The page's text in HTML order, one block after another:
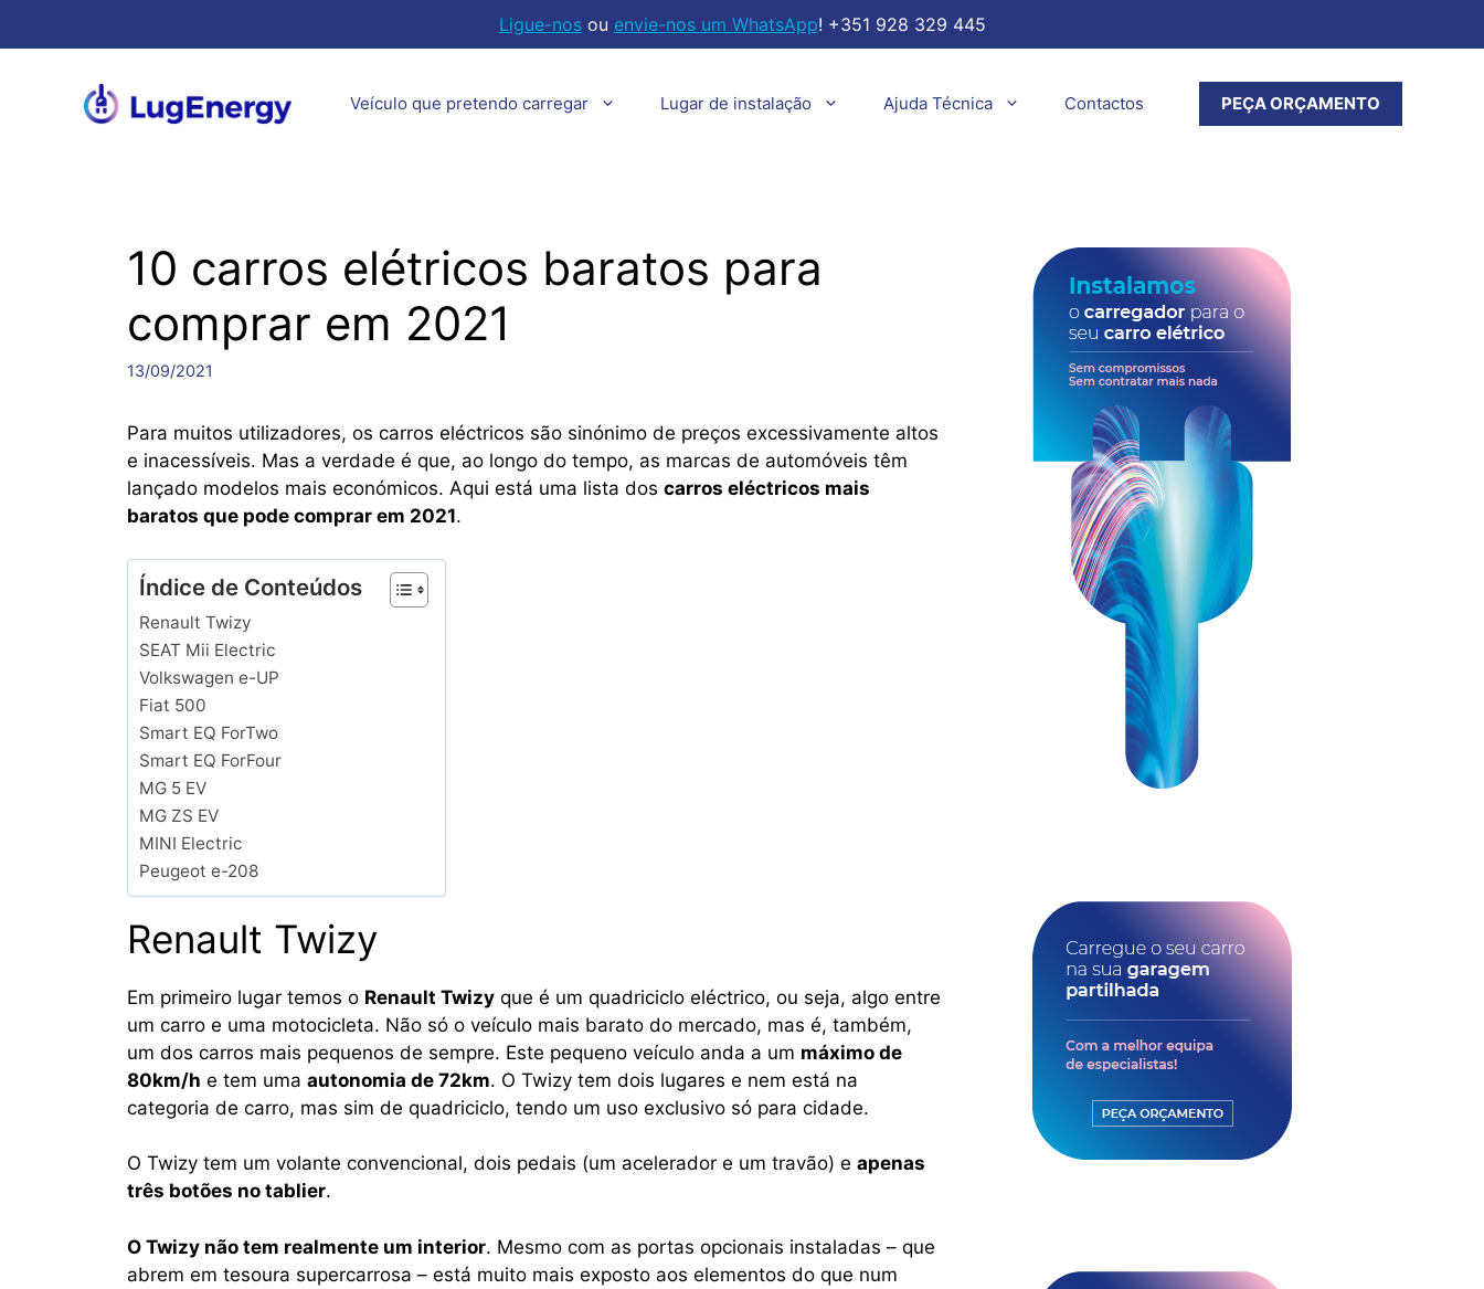
Ligue-nosou envie-nos um WhatsApp! +351 928 329 445
Veículo que pretendo carregar Lugar de instalação Ajuda Técnica Contactos PEÇA ORÇAMENTO
10 carros elétricos baratos para
comprar em 2021
13/09/2021
Para muitos utilizadores, os carros eléctricos são sinónimo de preços excessivamente altos
e inacessíveis. Mas a verdade é que, ao longo do tempo, as marcas de automóveis têm
lançado modelos mais económicos. Aqui está uma lista dos carros eléctricos mais
baratos que pode comprar em 2021.
Índice de Conteúdos
Renault Twizy
SEAT Mii Electric
Volkswagen e-UP
Fiat 500
Smart EQ ForTwo
Smart EQ ForFour
MG 5 EV
MG ZS EV
MINI Electric
Peugeot e-208
Renault Twizy
Em primeiro lugar temos o Renault Twizyque é um quadriciclo eléctrico, ou seja, algo entre
um carro e uma motocicleta. Não só o veículo mais barato do mercado, mas é, também,
um dos carros mais pequenos de sempre. Este pequeno veículo anda a um máximo de
80km/h e tem uma autonomia de 72km. O Twizy tem dois lugares e nem está na
categoria de carro, mas sim de quadriciclo, tendo um uso exclusivo só para cidade.
O Twizy tem um volante convencional, dois pedais (um acelerador e um travão) e apenas
três botões no tablier.
O Twizy não tem realmente um interior. Mesmo com as portas opcionais instaladas – que
abrem em tesoura supercarrosa – está muito mais exposto aos elementos do que num